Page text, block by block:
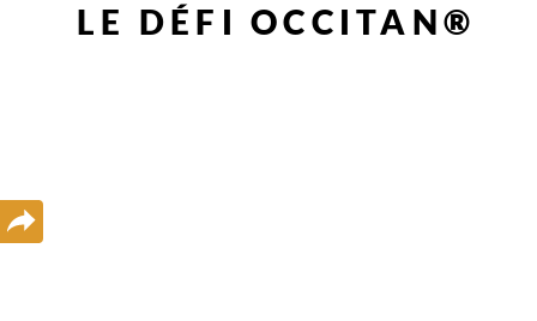
LE DÉFI OCCITAN®
Compartir